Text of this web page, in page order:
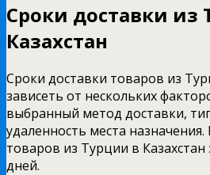
Сроки доставки из
Казахстан
Сроки доставки товаров из
зависеть от нескольких
выбранный метод доставки,
удаленность места
товаров из Турции в
дней.